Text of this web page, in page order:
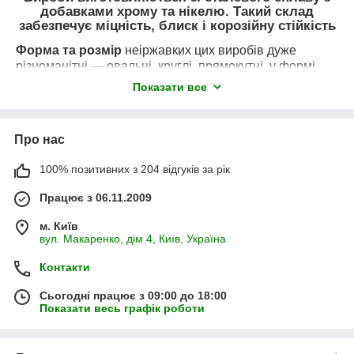
буде — цей виріб не зламається, не лопне, не
прогніє. Може лише трохи деформуватися у разі
сильного механічного впливу.
Тонкостінні моделіз неіржавкої сталі вирізняються
Сталеві
вагу продуктів і кухонного начиння, а втомлений
предмет і важкий посуд не принесе раковини шкоди.
Такий мийку не жовті лише сильні удари гострими
Наші інженери-теплотехніки в будь-який час
проконсультують Вас і підкажуть, який саме
сантехнічний прилад вибрати
добавками хрому та нікелю. Такий склад
забезпечує міцність, блиск і корозійну стійкість
Форма та розмір неіржавких цих виробів дуже
різноманітні — овальні, круглі, прямокутні, у формі
однієї чаші, двох чаш, з «крилом» тощо.
Тип встановлення
Показати все
Про нас
100% позитивних з 204 відгуків за рік
Працює з 06.11.2009
м. Київ
вул. Макаренко, дім 4, Київ, Україна
Контакти
Сьогодні працює з 09:00 до 18:00
Показати весь графік роботи